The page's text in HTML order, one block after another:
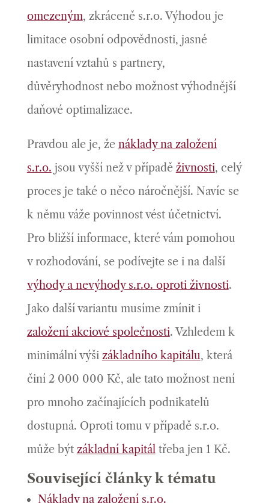
omezeným, zkráceně s.r.o. Výhodou je
limitace osobní odpovědnosti, jasné
nastavení vztahů s partnery,
důvěryhodnost nebo možnost výhodnější
daňové optimalizace.
Pravdou ale je, že náklady na založení
s.r.o. jsou vyšší než v případě živnosti, celý
proces je také o něco náročnější. Navíc se
k němu váže povinnost vést účetnictví.
Pro bližší informace, které vám pomohou
v rozhodování, se podívejte se i na další
výhody a nevýhody s.r.o. oproti živnosti.
Jako další variantu musíme zmínit i
založení akciové společnosti. Vzhledem k
minimální výši základního kapitálu, která
činí 2 000 000 Kč, ale tato možnost není
pro mnoho začínajících podnikatelů
dostupná. Oproti tomu v případě s.r.o.
může být základní kapitáltřeba jen 1 Kč.
Související články k tématu
Náklady na založení s.r.o.